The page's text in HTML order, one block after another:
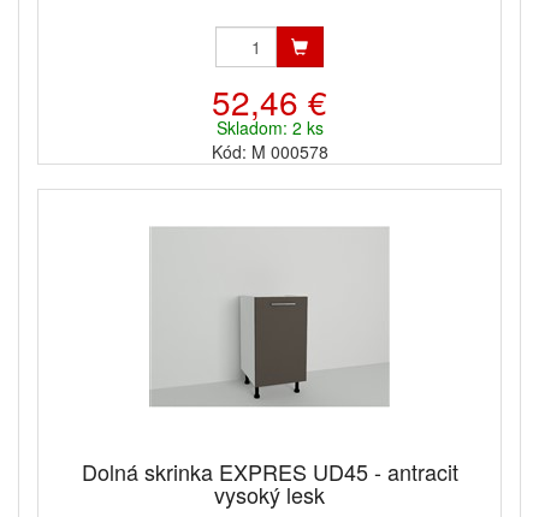
52,46 €
Skladom: 2 ks
Kód: M 000578
Dolná skrinka EXPRES UD45 - antracit
vysoký lesk